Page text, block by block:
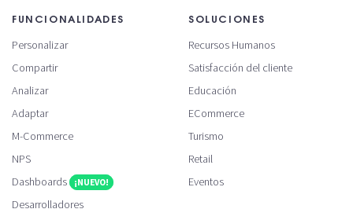
FUNCIONALIDADES
Personalizar
Compartir
Analizar
Adaptar
M-Commerce
NPS
Dashboards
¡NUEVO!
Desarrolladores
SOLUCIONES
Recursos Humanos
Satisfacción del cliente
Educación
ECommerce
Turismo
Retail
Eventos